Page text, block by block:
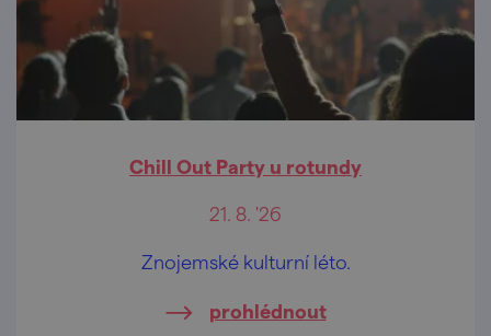
Chill Out Party u rotundy
21. 8. '26
Znojemské kulturní léto.
prohlédnout